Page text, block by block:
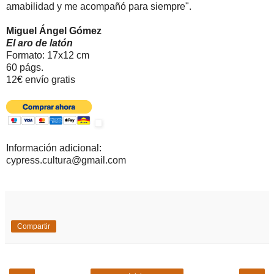
amabilidad y me acompañó para siempre".
Miguel Ángel Gómez
El aro de latón
Formato: 17x12 cm
60 págs.
12€ envío gratis
Información adicional:
cypress.cultura@gmail.com
Compartir